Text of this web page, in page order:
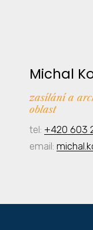
Michal
zasílání a
oblast
tel: +420 603
email: